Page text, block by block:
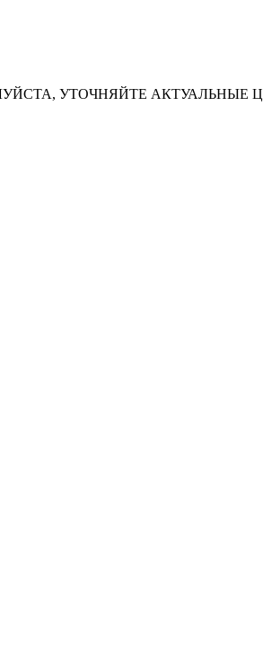
УТОЧНЯЙТЕ АКТУАЛЬНЫЕ